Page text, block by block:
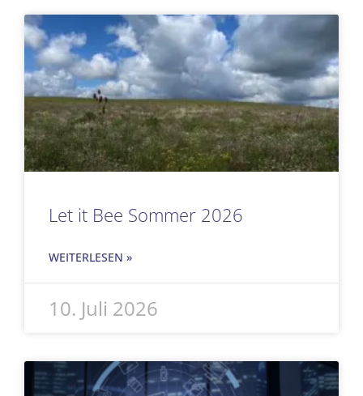
Let it Bee Sommer 2026
WEITERLESEN »
10. Juli 2026
SeiteSeiteSeite Seite